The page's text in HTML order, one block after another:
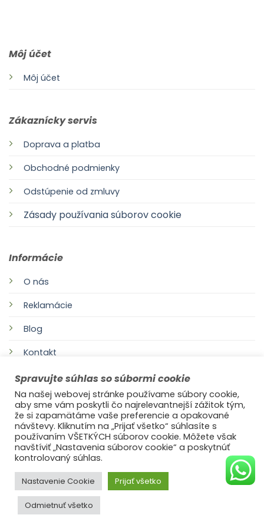
Môj účet
Môj účet
Zákaznícky servis
Doprava a platba
Obchodné podmienky
Odstúpenie od zmluvy
Zásady používania súborov cookie
Informácie
O nás
Reklamácie
Blog
Kontakt
©2021Ufonaut - Webcreation
© 2025
Spravujte súhlas so súbormi cookie
Na našej webovej stránke používame súbory cookie,
aby sme vám poskytli čo najrelevantnejší zážitok tým,
že si zapamätáme vaše preferencie a opakované
návštevy. Kliknutím na „Prijať všetko“ súhlasíte s
používaním VŠETKÝCH súborov cookie. Môžete však
navštíviť „Nastavenia súborov cookie“ a poskytnúť
kontrolovaný súhlas.
Nastavenie Cookie Prijať všetko
Odmietnuť všetko